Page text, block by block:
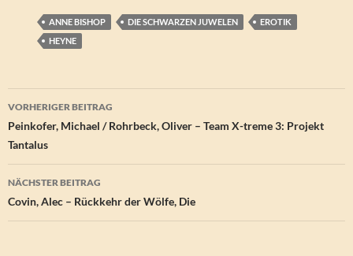
ANNE BISHOP DIE SCHWARZEN JUWELEN
EROTIK
HEYNE
Beitragsnavigation
VORHERIGER BEITRAG
Peinkofer, Michael / Rohrbeck, Oliver – Team X-treme 3: Projekt
Tantalus
NÄCHSTER BEITRAG
Covin, Alec – Rückkehr der Wölfe, Die